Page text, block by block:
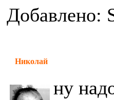
Добавлено:
Николай
ну